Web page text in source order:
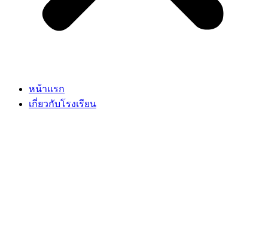
หน้าแรก
เกี่ยวกับโรงเรียน